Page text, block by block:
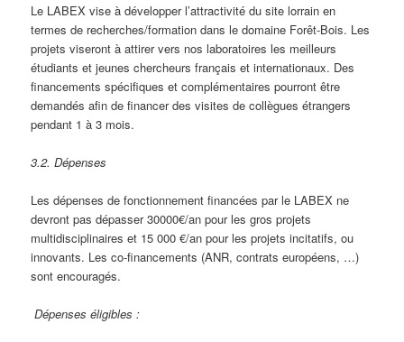
Le LABEX vise à développer l’attractivité du site lorrain en
termes de recherches/formation dans le domaine Forêt-Bois. Les
projets viseront à attirer vers nos laboratoires les meilleurs
étudiants et jeunes chercheurs français et internationaux. Des
financements spécifiques et complémentaires pourront être
demandés afin de financer des visites de collègues étrangers
pendant 1 à 3 mois.
3.2. Dépenses
Les dépenses de fonctionnement financées par le LABEX ne
devront pas dépasser 30000€/an pour les gros projets
multidisciplinaires et 15 000 €/an pour les projets incitatifs, ou
innovants. Les co-financements (ANR, contrats européens, …)
sont encouragés.
Dépenses éligibles :